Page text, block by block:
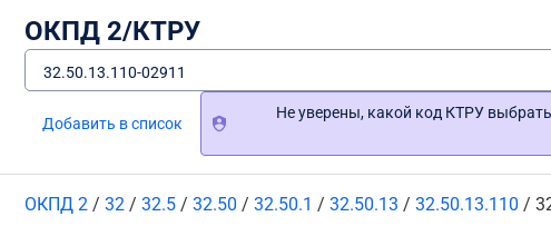
ОКПД 2/КТРУ
32.50.13.110-02911
Добавить в список
Не уверены, какой код КТРУ
ОКПД 2 / 32 / 32.5 / 32.50 / 32.50.1 / 32.50.13 / 32.50.13.110 /